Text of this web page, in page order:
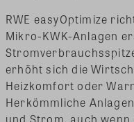
RWE easyOptimize
Mikro-KWK-Anlagen
erhöht sich die
Heizkomfort oder
Herkömmliche